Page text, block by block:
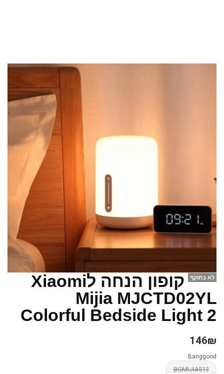
לא בתוקף
קופון הנחה לXiaomi
Mijia MJCTD02YL
Colorful Bedside Light 2
146₪
Banggood
BGMIJIA513